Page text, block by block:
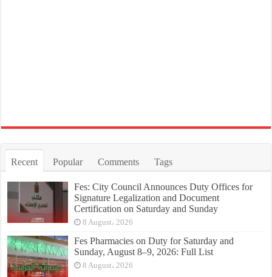
Recent Popular Comments Tags
Fes: City Council Announces Duty Offices for
Signature Legalization and Document
Certification on Saturday and Sunday
8 August، 2026
Fes Pharmacies on Duty for Saturday and
Sunday, August 8–9, 2026: Full List
8 August، 2026